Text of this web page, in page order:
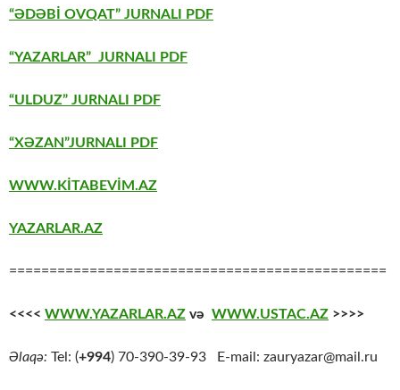
“ƏDƏBİ OVQAT” JURNALI PDF
“YAZARLAR” JURNALI PDF
“ULDUZ” JURNALI PDF
“XƏZAN”JURNALI PDF
WWW.KİTABEVİM.AZ
YAZARLAR.AZ
===============================================
<<<< WWW.YAZARLAR.AZ və WWW.USTAC.AZ >>>>
Əlaqə: Tel: (+994) 70-390-39-93 E-mail: zauryazar@mail.ru